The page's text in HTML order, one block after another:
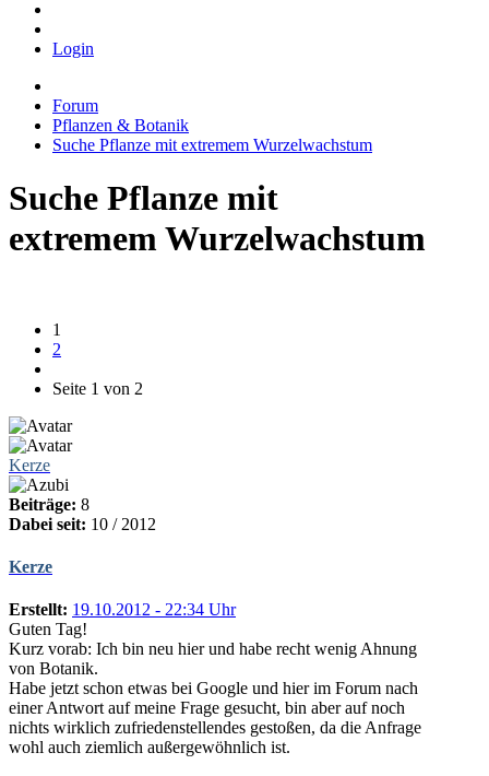
Login
Forum
Pflanzen & Botanik
Suche Pflanze mit extremem Wurzelwachstum
Suche Pflanze mit
extremem Wurzelwachstum
1
2
Seite 1 von 2
Kerze
Beiträge: 8
Dabei seit: 10 / 2012
Kerze
Erstellt: 19.10.2012 - 22:34 Uhr
Guten Tag!
Kurz vorab: Ich bin neu hier und habe recht wenig Ahnung
von Botanik.
Habe jetzt schon etwas bei Google und hier im Forum nach
einer Antwort auf meine Frage gesucht, bin aber auf noch
nichts wirklich zufriedenstellendes gestoßen, da die Anfrage
wohl auch ziemlich außergewöhnlich ist.